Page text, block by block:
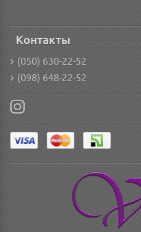
Контакты
(050) 630-22-52
(098) 648-22-52